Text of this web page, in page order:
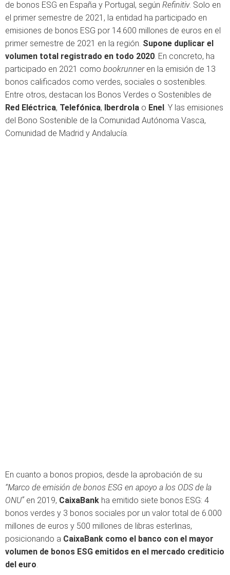
de bonos ESG en España y Portugal, según Refinitiv. Solo en
el primer semestre de 2021, la entidad ha participado en
emisiones de bonos ESG por 14.600 millones de euros en el
primer semestre de 2021 en la región. Supone duplicar el
volumen total registrado en todo 2020. En concreto, ha
participado en 2021 como bookrunneren la emisión de 13
bonos calificados como verdes, sociales o sostenibles.
Entre otros, destacan los Bonos Verdes o Sostenibles de
Red Eléctrica, Telefónica, Iberdrola o Enel. Y las emisiones
del Bono Sostenible de la Comunidad Autónoma Vasca,
Comunidad de Madrid y Andalucía.
En cuanto a bonos propios, desde la aprobación de su
“Marco de emisión de bonos ESG en apoyo a los ODS de la
ONU”en 2019, CaixaBank ha emitido siete bonos ESG: 4
bonos verdes y 3 bonos sociales por un valor total de 6.000
millones de euros y 500 millones de libras esterlinas,
posicionando a CaixaBank como el banco con el mayor
volumen de bonos ESG emitidos en el mercado crediticio
del euro.